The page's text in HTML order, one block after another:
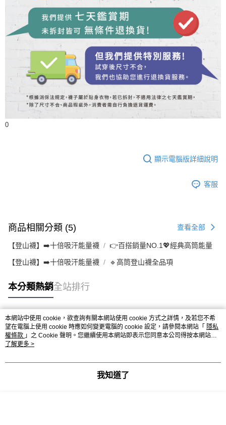
0
顯示電腦版詳細說明
客服
商品相關分類 (5) 查看全部
【登山襪】➡️十倍吸汗能量襪 👉️百搭銷量NO.1💖經典高筒能量
【登山襪】➡️十倍吸汗能量襪 🔹高筒登山襪全品項
本分類熱銷全站排行
熱門標籤
本網站中使用 cookie，欲查詢有關本網站使用 cookie 方式之詳情，及若您不希
望在電腦上使用 cookie 時應如何變更電腦的 cookie 設定，請參閱本網站「 隱私
權條款 」之 Cookie 聲明。您繼續使用本網站即表示您同意本公司得按本網站使
用條款之 Cookie 聲明使用 cookie。
了解更多 >
我知道了